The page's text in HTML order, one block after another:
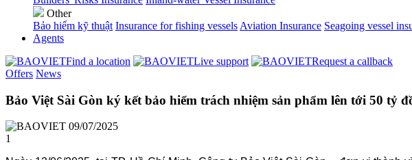
Other
Bảo hiểm kỹ thuật Insurance for fishing vessels Aviation Insurance Seagoing vessel
Agents
Find a location
Live support
Request a callback
Offers News
Bảo Việt Sài Gòn ký kết bảo hiểm trách nhiệm sản phẩm lên tới 50 tỷ
09/07/2025
1